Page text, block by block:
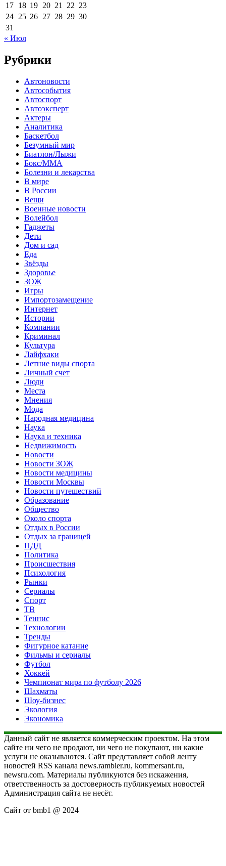
17 18 19 20 21 22 23
24 25 26 27 28 29 30
31
« Июл
Рубрики
Автоновости
Автособытия
Автоспорт
Автоэксперт
Актеры
Аналитика
Баскетбол
Безумный мир
Биатлон/Лыжи
Бокс/MMA
Болезни и лекарства
В мире
В России
Вещи
Военные новости
Волейбол
Гаджеты
Дети
Дом и сад
Еда
Звёзды
Здоровье
ЗОЖ
Игры
Импортозамещение
Интернет
Истории
Компании
Криминал
Культура
Лайфхаки
Летние виды спорта
Личный счет
Люди
Места
Мнения
Мода
Народная медицина
Наука
Наука и техника
Недвижимость
Новости
Новости ЗОЖ
Новости медицины
Новости Москвы
Новости путешествий
Образование
Общество
Около спорта
Отдых в России
Отдых за границей
ПДД
Политика
Происшествия
Психология
Рынки
Сериалы
Спорт
ТВ
Теннис
Технологии
Тренды
Фигурное катание
Фильмы и сериалы
Футбол
Хоккей
Чемпионат мира по футболу 2026
Шахматы
Шоу-бизнес
Экология
Экономика
Данный сайт не является коммерческим проектом. На этом
сайте ни чего не продают, ни чего не покупают, ни какие
услуги не оказываются. Сайт представляет собой ленту
новостей RSS канала news.rambler.ru, kommersant.ru,
newsru.com. Материалы публикуются без искажения,
ответственность за достоверность публикуемых новостей
Администрация сайта не несёт.
Сайт от bmb1 @ 2024